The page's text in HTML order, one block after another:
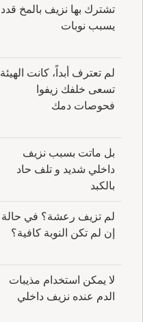
تشترك بها نزيف بالمخ قدد
يسبب نوبات
لم تعترف أبداً، كانت الهيئة
تسعى خلفك زيفوا
فحوصات دمك
بل ماتت بسبب نزيف
داخلي شديد و تلف حاد
بالكبد
لم تزيف رعشة؟ في حالة
إن لم تكن النوبة كافية؟
لا يمكن استخدام مذيبات
الدم عنده نزيف داخلي